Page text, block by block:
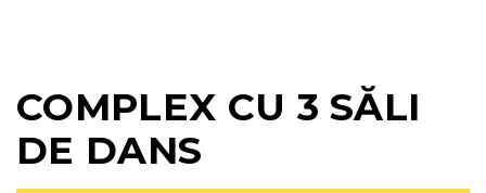
COMPLEX CU 3 SĂLI
DE DANS